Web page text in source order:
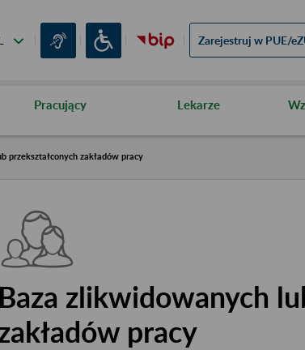
Zarejestruj w PUE/
Pracujący Lekarze
przekształconych zakładów pracy
Baza zlikwidowanych
pracy